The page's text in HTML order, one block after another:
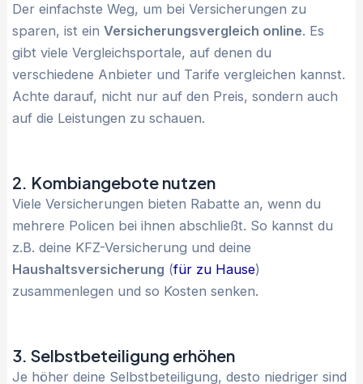
Der einfachste Weg, um bei Versicherungen zu
sparen, ist einVersicherungsvergleich online. Es
gibt viele Vergleichsportale, auf denen du
verschiedene Anbieter und Tarife vergleichen kannst.
Achte darauf, nicht nur auf den Preis, sondern auch
auf die Leistungen zu schauen.
2. Kombiangebote nutzen
Viele Versicherungen bieten Rabatte an, wenn du
mehrere Policen bei ihnen abschließt. So kannst du
z.B. deine KFZ-Versicherung und deine
Haushaltsversicherung (für zu Hause)
zusammenlegen und so Kosten senken.
3. Selbstbeteiligung erhöhen
Je höher deine Selbstbeteiligung, desto niedriger sind